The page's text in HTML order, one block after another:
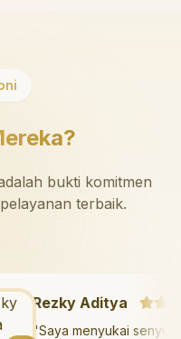
bukti komitmen
terbaik.
Rezky Aditya
"Saya menyukai